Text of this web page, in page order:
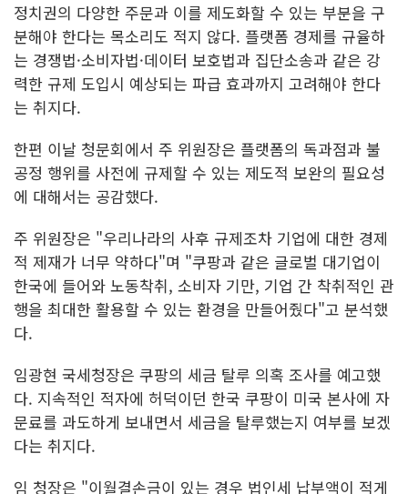
정치권의 다양한 주문과 이를 제도화할 수 있는 부분을 구
분해야 한다는 목소리도 적지 않다. 플랫폼 경제를 규율하
는 경쟁법·소비자법·데이터 보호법과 집단소송과 같은 강
력한 규제 도입시 예상되는 파급 효과까지 고려해야 한다
는 취지다.
한편 이날 청문회에서 주 위원장은 플랫폼의 독과점과 불
공정 행위를 사전에 규제할 수 있는 제도적 보완의 필요성
에 대해서는 공감했다.
주 위원장은 "우리나라의 사후 규제조차 기업에 대한 경제
적 제재가 너무 약하다"며 "쿠팡과 같은 글로벌 대기업이
한국에 들어와 노동착취, 소비자 기만, 기업 간 착취적인 관
행을 최대한 활용할 수 있는 환경을 만들어줬다"고 분석했
다.
임광현 국세청장은 쿠팡의 세금 탈루 의혹 조사를 예고했
다. 지속적인 적자에 허덕이던 한국 쿠팡이 미국 본사에 자
문료를 과도하게 보내면서 세금을 탈루했는지 여부를 보겠
다는 취지다.
임 청장은 "이월결손금이 있는 경우 법인세 납부액이 적게